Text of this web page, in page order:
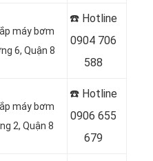
máy bơm
6, Quận 8
☎️ Hotline
0904 706
588
máy bơm
2, Quận 8
☎️ Hotline
0906 655
679